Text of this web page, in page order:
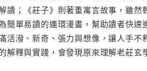
讀；《莊子》則著重寓言故事，雖
簡單易讀的連環漫畫，幫助讀者快
活潑、新奇、張力與想像，讓人手
解釋與實踐，會發現原來理解老莊玄